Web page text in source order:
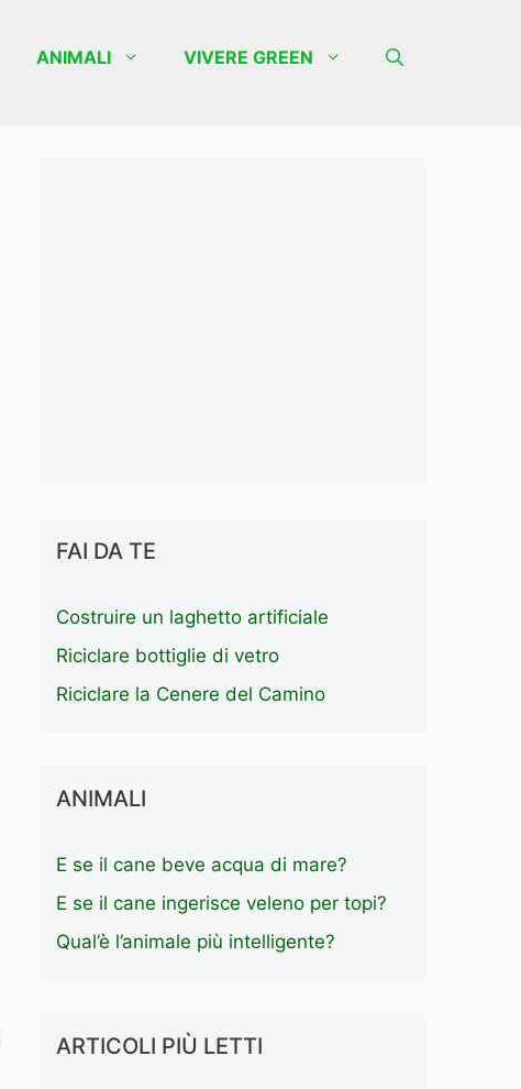
ANIMALI VIVERE GREEN
FAI DA TE
Costruire un laghetto artificiale
Riciclare bottiglie di vetro
Riciclare la Cenere del Camino
ANIMALI
E se il cane beve acqua di mare?
E se il cane ingerisce veleno per topi?
Qual’è l’animale più intelligente?
ARTICOLI PIÙ LETTI